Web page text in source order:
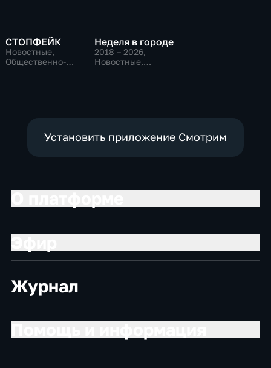
СТОПФЕЙК
Новостные,
Общественно-
Неделя в городе
2018 – 2026,
Новостные,
Установить приложение Смотрим
Журнал